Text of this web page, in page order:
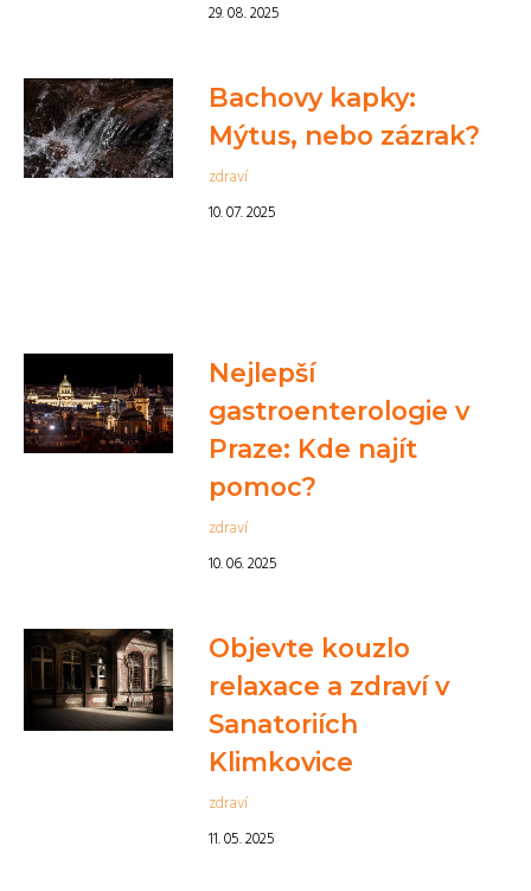
29. 08. 2025
Bachovy kapky:
Mýtus, nebo zázrak?
zdraví
10. 07. 2025
Nejlepší
gastroenterologie v
Praze: Kde najít
pomoc?
zdraví
10. 06. 2025
Objevte kouzlo
relaxace a zdraví v
Sanatoriích
Klimkovice
zdraví
11. 05. 2025